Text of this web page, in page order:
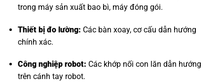
trong máy sản xuất bao bì, máy đóng gói.
Thiết bị đo lường: Các bàn xoay, cơ cấu dẫn hướng
chính xác.
Công nghiệp robot: Các khớp nối con lăn dẫn hướng
trên cánh tay robot.